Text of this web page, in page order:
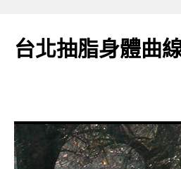
台北抽脂身體曲